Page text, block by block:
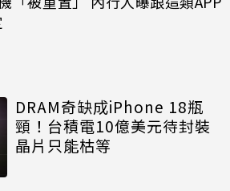
DRAM奇缺成iPhone 18瓶
頸！台積電10億美元待封裝
晶片只能枯等